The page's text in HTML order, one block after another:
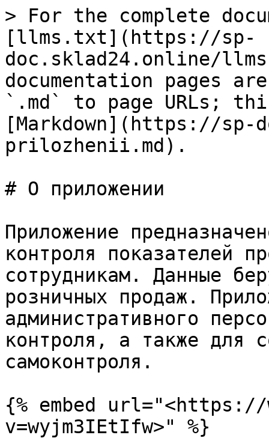
> For the complete
[llms.txt](https://sp-
doc.sklad24.online/
documentation pages
`.md` to page URLs;
[Markdown](https://sp-
prilozhenii.md).
# О приложении
Приложение
контроля показателей
сотрудникам. Данные
розничных продаж.
административного
контроля, а также для
самоконтроля.
{% embed url="<https://
v=wyjm3IEtIfw>" %}